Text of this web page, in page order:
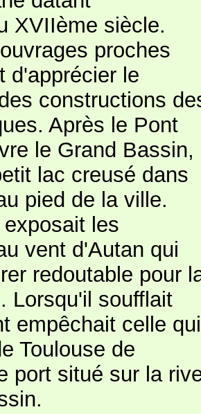
XVIIème siècle.
proches
d'apprécier le
constructions
Après le Pont
le Grand Bassin,
lac creusé dans
pied de la ville.
les
vent d'Autan qui
redoutable pour
Lorsqu'il soufflait
empêchait celle qui
Toulouse de
port situé sur la